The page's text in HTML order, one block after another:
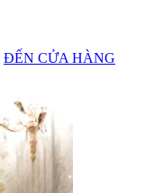
ĐẾN CỬA HÀNG